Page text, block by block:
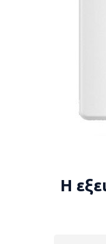
Η